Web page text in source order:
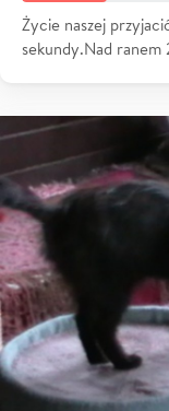
Życie naszej
sekundy.Nad ranem